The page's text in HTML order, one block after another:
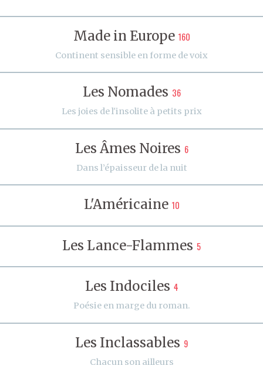
Made in Europe 160
Continent sensible en forme de voix
Les Nomades 36
Les joies de l'insolite à petits prix
Les Âmes Noires 6
Dans l’épaisseur de la nuit
L'Américaine 10
Les Lance-Flammes 5
Les Indociles 4
Poésie en marge du roman.
Les Inclassables 9
Chacun son ailleurs